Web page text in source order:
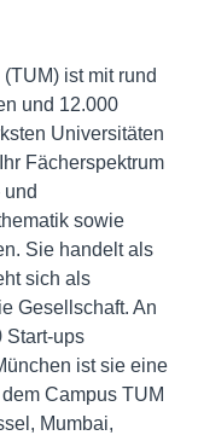
ist mit rund
und 12.000
Universitäten
Fächerspektrum
sowie
Sie handelt als
sich als
Gesellschaft. An
Start-ups
ist sie eine
Campus TUM
Mumbai,